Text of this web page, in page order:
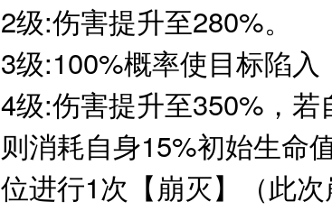
2级:伤害提升至280%。
3级:100%概率使目标陷入
4级:伤害提升至350%，若
则消耗自身15%初始生命
位进行1次【崩灭】（此次